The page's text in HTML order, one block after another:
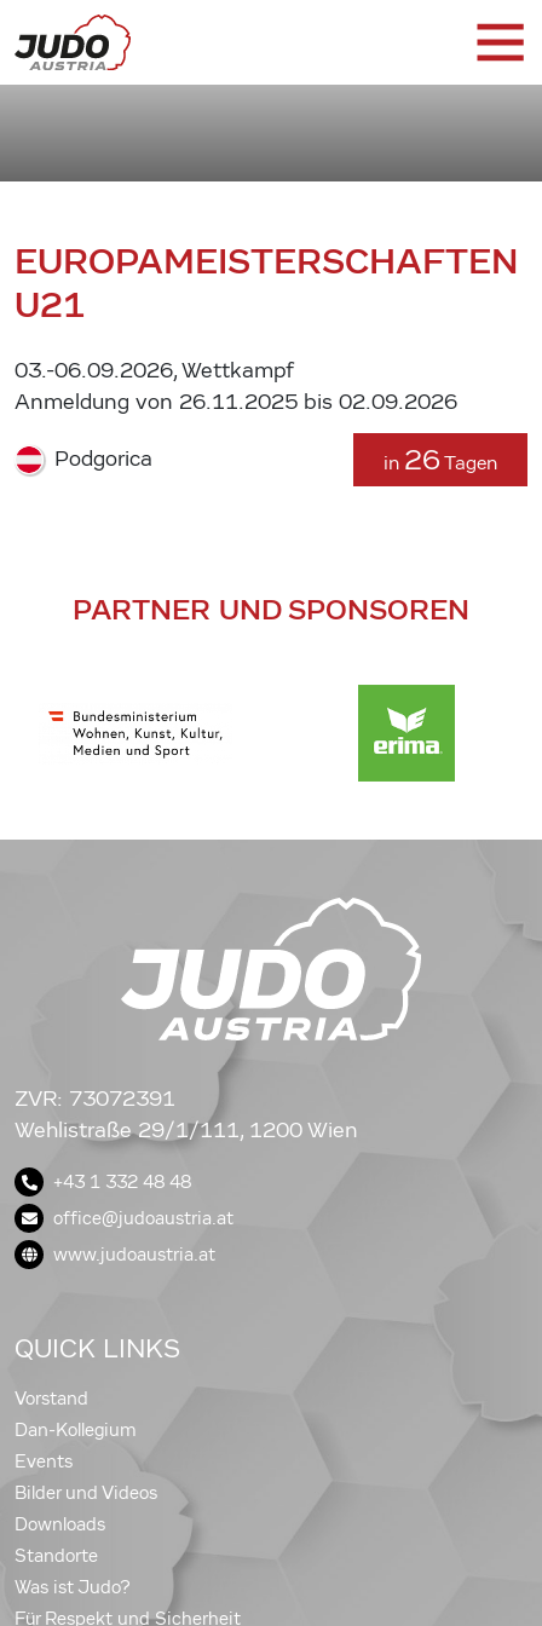
EUROPAMEISTERSCHAFTEN
U21
03.-06.09.2026, Wettkampf
Anmeldung von 26.11.2025 bis 02.09.2026
Podgorica in 26 Tagen
PARTNER UND SPONSOREN
ZVR: 73072391
Wehlistraße 29/1/111, 1200 Wien
+43 1 332 48 48
office@judoaustria.at
www.judoaustria.at
QUICK LINKS
Vorstand
Dan-Kollegium
Events
Bilder und Videos
Downloads
Standorte
Was ist Judo?
Für Respekt und Sicherheit